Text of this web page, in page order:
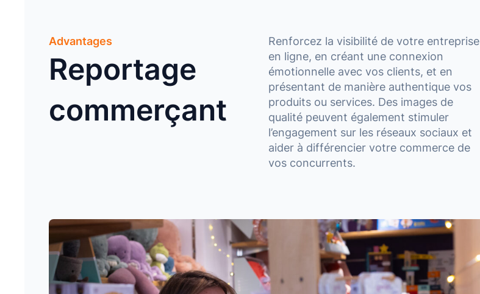
Advantages
Reportage
commerçant
Renforcez la visibilité de votre entreprise
en ligne, en créant une connexion
émotionnelle avec vos clients, et en
présentant de manière authentique vos
produits ou services. Des images de
qualité peuvent également stimuler
l’engagement sur les réseaux sociaux et
aider à différencier votre commerce de
vos concurrents.